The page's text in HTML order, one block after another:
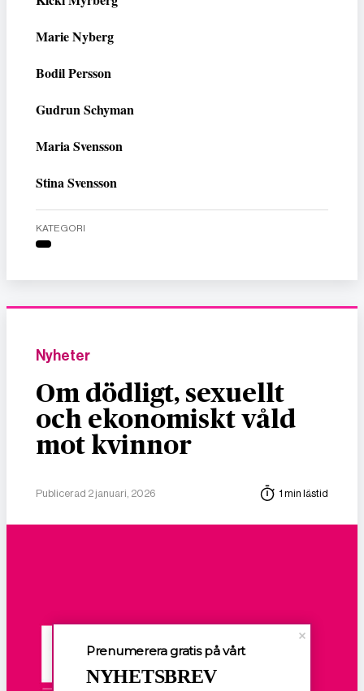
Marie Nyberg
Bodil Persson
Gudrun Schyman
Maria Svensson
Stina Svensson
KATEGORI
Nyheter
Om dödligt, sexuellt
och ekonomiskt våld
mot kvinnor
Publicerad 2 januari, 2026 1 min lästid
Prenumerera gratis på vårt
NYHETSBREV